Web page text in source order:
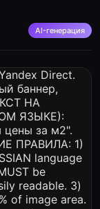
AI-генерация